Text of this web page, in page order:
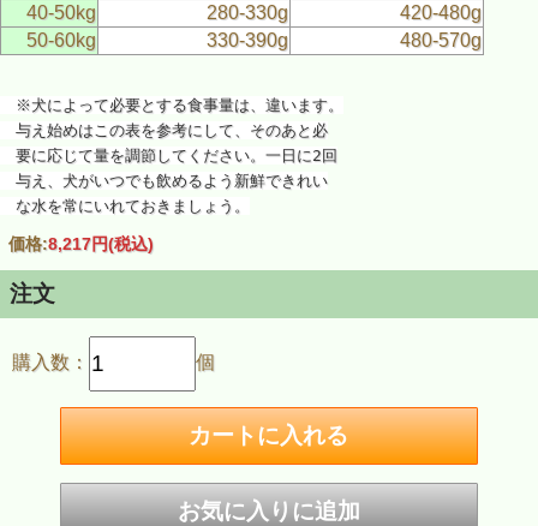
40-50kg
280-330g
420-480g
50-60kg
330-390g 480-570g
※犬によって必要とする食事量は、違います。
与え始めはこの表を参考にして、そのあと必
要に応じて量を調節してください。一日に2回
与え、犬がいつでも飲めるよう新鮮できれい
な水を常にいれておきましょう。
価格:8,217円(税込)
注文
購入数： 個